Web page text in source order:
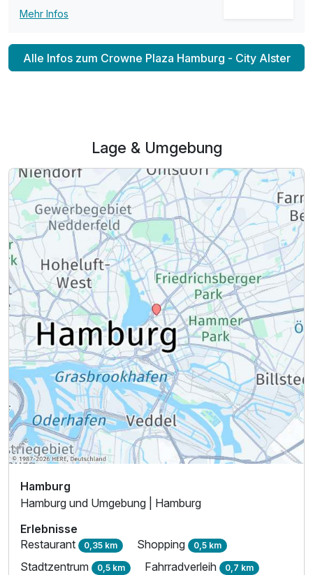
Ausstattung
Zusatznächte
Für 6 Tage p.P. ab854,00 €
Twinbettzimmer
2 Erwachsene
Mehr Infos
Alle Infos zum Crowne Plaza Hamburg - City Alster
Lage & Umgebung
Hamburg
Hamburg und Umgebung | Hamburg
Erlebnisse
Restaurant 0,35 km Shopping 0,5 km
Stadtzentrum 0,5 km Fahrradverleih 0,7 km